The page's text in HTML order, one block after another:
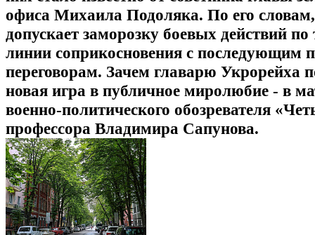
офиса Михаила Подоляка. По его
допускает заморозку боевых действий
линии соприкосновения с последующим
переговорам. Зачем главарю Укрорейха
новая игра в публичное миролюбие - в
военно-политического обозревателя
профессора Владимира Сапунова.